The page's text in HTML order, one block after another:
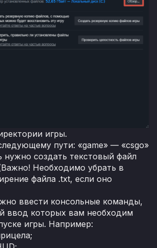
игры.
пути: «game» — «csgo»
нужно создать текстовый файл
Необходимо убрать в
файла .txt, если оно
ввести консольные команды,
ввод которых вам необходим
игры. Например: